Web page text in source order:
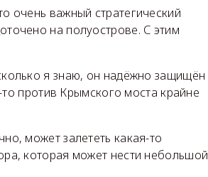
очень важный стратегический
на полуострове. С этим
я знаю, он надёжно защищён
против Крымского моста крайне
может залететь какая-то
которая может нести небольшой